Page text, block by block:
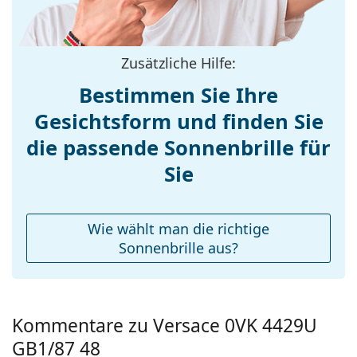
Größe:
S
Brillenbreite:
121 mm
130 mm
Stegbreite:
16 mm
Gewicht:
210 g
Nasenpads:
Nein
Accessories
Ja
Reinigungstuch: Nein
Kinder
Kategorie:
Zusätzliche Hilfe:
Bestimmen Sie Ihre
Gesichtsform und finden Sie
die passende Sonnenbrille für
Sie
Wie wählt man die richtige
Sonnenbrille aus?
Kommentare zu Versace 0VK 4429U
GB1/87 48